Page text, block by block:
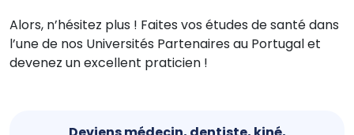
Alors, n’hésitez plus ! Faites vos études de santé dans
l’une de nos Universités Partenaires au Portugal et
devenez un excellent praticien !